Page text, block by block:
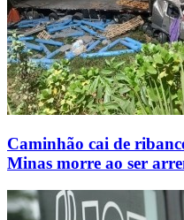
Caminhão cai de
Minas morre ao ser